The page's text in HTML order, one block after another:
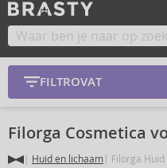
FILTROVAT
Filorga Cosmetica
Huid en lichaam Filorga